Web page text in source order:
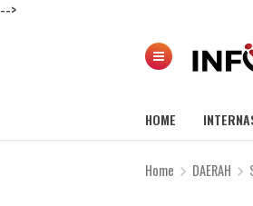
-->
HOME
Home DAERAH